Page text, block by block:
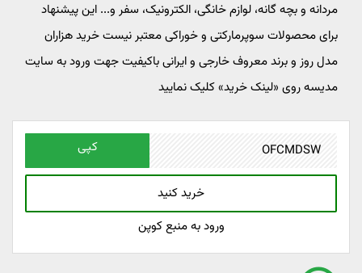
مردانه و بچه گانه، لوازم خانگی، الکترونیک، سفر و... این پیشنهاد
برای محصولات سوپرمارکتی و خوراکی معتبر نیست خرید هزاران
مدل روز و برند معروف خارجی و ایرانی باکیفیت جهت ورود به سایت
مدیسه روی «لینک خرید» کلیک نمایید
کپی
خرید کنید
ورود به منبع کوپن